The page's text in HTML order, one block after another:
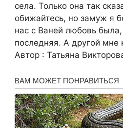
села. Только она так
обижайтесь, но замуж я
нас с Ваней любовь
последняя. А другой мне
Автор : Татьяна